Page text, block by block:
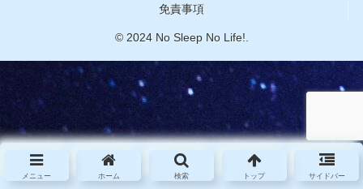
免責事項
© 2024 No Sleep No Life!.
メニュー ホーム 検索 トップ サイドバー